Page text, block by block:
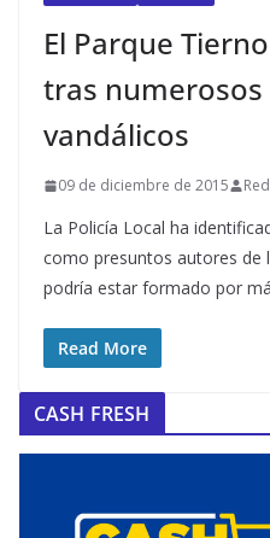
El Parque
tras numerosos
vandálicos
09 de diciembre de 2015
La Policía Local ha
como presuntos autores de
podría estar formado por
Read More
CASH FRESH